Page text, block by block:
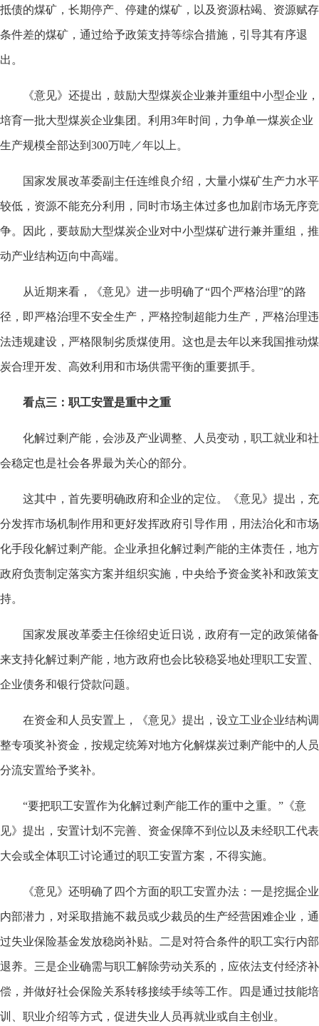
抵债的煤矿，长期停产、停建的煤矿，以及资源枯竭、资源赋存
条件差的煤矿，通过给予政策支持等综合措施，引导其有序退
出。
《意见》还提出，鼓励大型煤炭企业兼并重组中小型企业，
培育一批大型煤炭企业集团。利用3年时间，力争单一煤炭企业
生产规模全部达到300万吨／年以上。
国家发展改革委副主任连维良介绍，大量小煤矿生产力水平
较低，资源不能充分利用，同时市场主体过多也加剧市场无序竞
争。因此，要鼓励大型煤炭企业对中小型煤矿进行兼并重组，推
动产业结构迈向中高端。
从近期来看，《意见》进一步明确了“四个严格治理”的路
径，即严格治理不安全生产，严格控制超能力生产，严格治理违
法违规建设，严格限制劣质煤使用。这也是去年以来我国推动煤
炭合理开发、高效利用和市场供需平衡的重要抓手。
看点三：职工安置是重中之重
化解过剩产能，会涉及产业调整、人员变动，职工就业和社
会稳定也是社会各界最为关心的部分。
这其中，首先要明确政府和企业的定位。《意见》提出，充
分发挥市场机制作用和更好发挥政府引导作用，用法治化和市场
化手段化解过剩产能。企业承担化解过剩产能的主体责任，地方
政府负责制定落实方案并组织实施，中央给予资金奖补和政策支
持。
国家发展改革委主任徐绍史近日说，政府有一定的政策储备
来支持化解过剩产能，地方政府也会比较稳妥地处理职工安置、
企业债务和银行贷款问题。
在资金和人员安置上，《意见》提出，设立工业企业结构调
整专项奖补资金，按规定统筹对地方化解煤炭过剩产能中的人员
分流安置给予奖补。
“要把职工安置作为化解过剩产能工作的重中之重。”《意
见》提出，安置计划不完善、资金保障不到位以及未经职工代表
大会或全体职工讨论通过的职工安置方案，不得实施。
《意见》还明确了四个方面的职工安置办法：一是挖掘企业
内部潜力，对采取措施不裁员或少裁员的生产经营困难企业，通
过失业保险基金发放稳岗补贴。二是对符合条件的职工实行内部
退养。三是企业确需与职工解除劳动关系的，应依法支付经济补
偿，并做好社会保险关系转移接续手续等工作。四是通过技能培
训、职业介绍等方式，促进失业人员再就业或自主创业。